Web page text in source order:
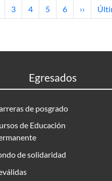
pagePage
3 Page
4 Page
5 Page
6 Next
›› Last
Egresados
de posgrado
de Educación
de solidaridad